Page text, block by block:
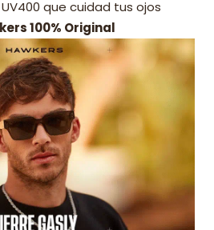
que cuidad tus ojos
100% Original